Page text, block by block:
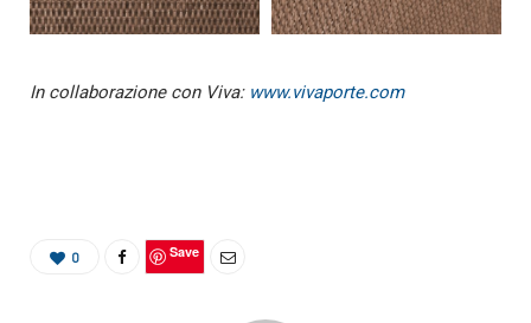
In collaborazione con Viva: www.vivaporte.com
0 Save